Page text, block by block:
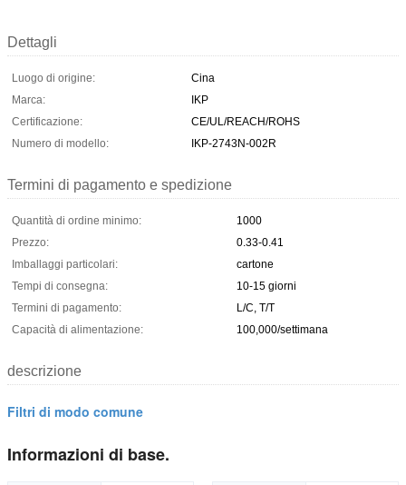
Dettagli
Luogo di origine:
Cina
Marca:
IKP
Certificazione:
CE/UL/REACH/ROHS
Numero di modello:
IKP-2743N-002R
Termini di pagamento e spedizione
Quantità di ordine minimo:
1000
Prezzo:
0.33-0.41
Imballaggi particolari:
cartone
Tempi di consegna:
10-15 giorni
Termini di pagamento:
L/C, T/T
Capacità di alimentazione:
100,000/settimana
descrizione
Filtri di modo comune
Informazioni di base.